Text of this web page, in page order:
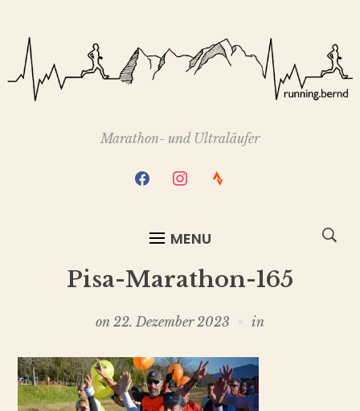
Marathon- und Ultraläufer
facebookinstagram
strava
MENU
Pisa-Marathon-165
on 22. Dezember 2023 in